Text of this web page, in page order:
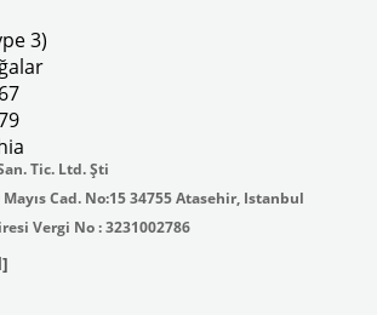
OEM Parça No : 113721551
3)
Tic. Ltd. Şti
Cad. No:15 34755 Atasehir, Istanbul
Vergi No : 3231002786